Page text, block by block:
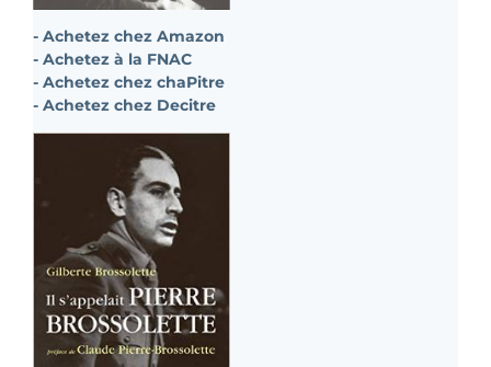
- Achetez chez Amazon
- Achetez à la FNAC
- Achetez chez chaPitre
- Achetez chez Decitre